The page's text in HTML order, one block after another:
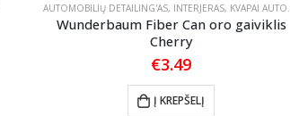
AUTOMOBILIŲ DETAILING'AS, INTERJERAS, KVAPAI AUTOMOBILIUI
Wunderbaum Fiber Can oro gaiviklis
Cherry
€3.49
Į KREPŠELĮ